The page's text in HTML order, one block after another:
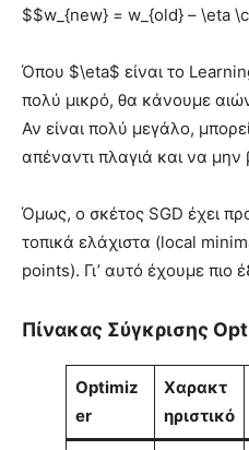
$$w_{new} = w_{old} – \eta
Όπου $\eta$ είναι το
πολύ μικρό, θα κάνουμε
Αν είναι πολύ μεγάλο,
απέναντι πλαγιά και να
Όμως, ο σκέτος SGD έχει
τοπικά ελάχιστα (local
points). Γι’ αυτό έχουμε πιο
Πίνακας Σύγκρισης
Optimiz
er
Χαρακτ
ηριστικό